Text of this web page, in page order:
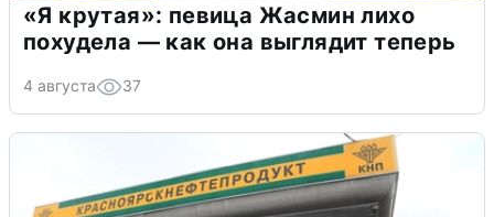
«Я крутая»: певица Жасмин лихо
похудела — как она выглядит теперь
4 августа 37